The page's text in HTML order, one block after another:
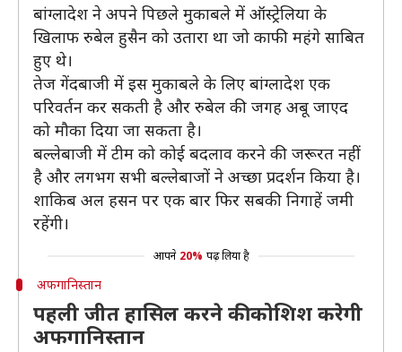
बांग्लादेश ने अपने पिछले मुकाबले में ऑस्ट्रेलिया के
खिलाफ रुबेल हुसैन को उतारा था जो काफी महंगे साबित
हुए थे।
तेज गेंदबाजी में इस मुकाबले के लिए बांग्लादेश एक
परिवर्तन कर सकती है और रुबेल की जगह अबू जाएद
को मौका दिया जा सकता है।
बल्लेबाजी में टीम को कोई बदलाव करने की जरूरत नहीं
है और लगभग सभी बल्लेबाजों ने अच्छा प्रदर्शन किया है।
शाकिब अल हसन पर एक बार फिर सबकी निगाहें जमी
रहेंगी।
आपने 20% पढ़ लिया है
अफगानिस्तान
पहली जीत हासिल करने की कोशिश करेगी
अफगानिस्तान